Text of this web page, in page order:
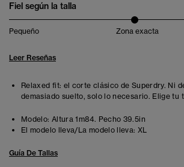
Fiel según la talla
Pequeño Zona exacta
Leer Reseñas
Relaxed fit: el corte clásico de Superdry. Ni
demasiado suelto, solo lo necesario. Elige tu
Modelo: Altura 1m84. Pecho 39.5in
El modelo lleva/La modelo lleva: XL
Guía De Tallas